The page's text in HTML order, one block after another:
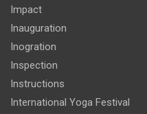
Impact
Inauguration
Inogration
Inspection
Instructions
International Yoga Festival